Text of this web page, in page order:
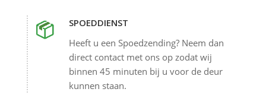
SPOEDDIENST
Heeft u een Spoedzending? Neem dan
direct contact met ons op zodat wij
binnen 45 minuten bij u voor de deur
kunnen staan.